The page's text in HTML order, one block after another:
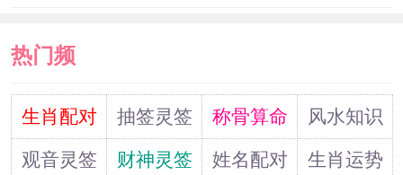
离开自己的双手就很难再次回来。他们
划，控制好自己的消费欲望，不要将手
中的财富用在毫无意义的地方。
热门频
道生肖配对 抽签灵签 称骨算命
风水知识
观音灵签
财神灵签 姓名配对
生肖运势